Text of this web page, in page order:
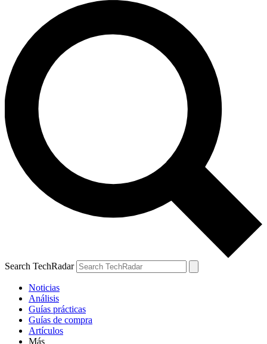
Search TechRadar
Noticias
Análisis
Guías prácticas
Guías de compra
Artículos
Más